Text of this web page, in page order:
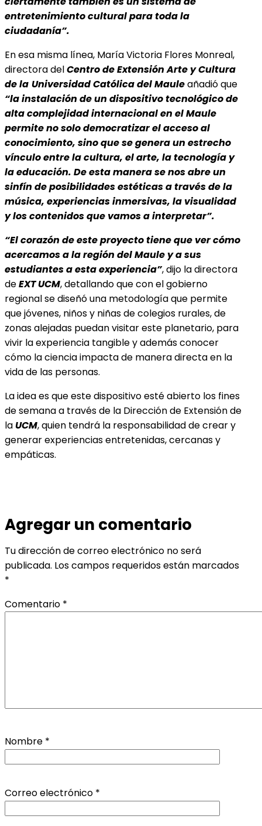
entretenimiento cultural para toda la
ciudadanía”.
En esa misma línea, María Victoria Flores Monreal,
directora delCentro de Extensión Arte y Cultura
de la Universidad Católica del Mauleañadió que
“la instalación de un dispositivo tecnológico de
alta complejidad internacional en el Maule
permite no solo democratizar el acceso al
conocimiento, sino que se genera un estrecho
vínculo entre la cultura, el arte, la tecnología y
la educación. De esta manera se nos abre un
sinfín de posibilidades estéticas a través de la
música, experiencias inmersivas, la visualidad
y los contenidos que vamos a interpretar”.
“El corazón de este proyecto tiene que ver cómo
acercamos a la región del Maule y a sus
estudiantes a esta experiencia”, dijo la directora
deEXT UCM, detallando que con el gobierno
regional se diseñó una metodología que permite
que jóvenes, niños y niñas de colegios rurales, de
zonas alejadas puedan visitar este planetario, para
vivir la experiencia tangible y además conocer
cómo la ciencia impacta de manera directa en la
vida de las personas.
La idea es que este dispositivo esté abierto los fines
de semana a través de la Dirección de Extensión de
laUCM, quien tendrá la responsabilidad de crear y
generar experiencias entretenidas, cercanas y
empáticas.
Agregar un comentario
Tu dirección de correo electrónico no será
publicada. Los campos requeridos están marcados
*
Comentario *
Nombre *
Correo electrónico *